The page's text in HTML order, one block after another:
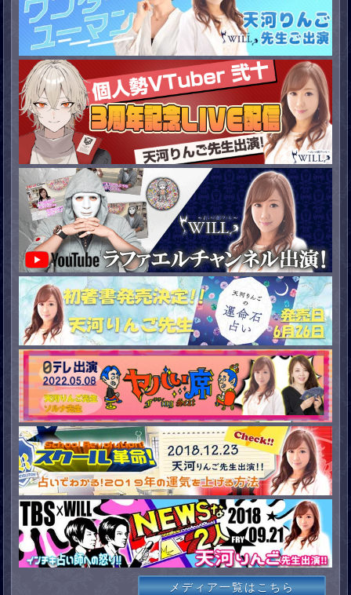
メディア一覧はこちら